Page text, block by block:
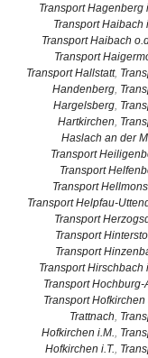
Transport Hagenberg
Transport Haibach
Transport Haibach
Transport
Transport Hallstatt,
Handenberg,
Hargelsberg,
Hartkirchen,
Haslach an der
Transport
Transport
Transport
Transport Helpfau-
Transport
Transport
Transport
Transport Hirschbach
Transport Hochburg-
Transport Hofkirchen
Trattnach,
Hofkirchen i.M.,
Hofkirchen i.T.,